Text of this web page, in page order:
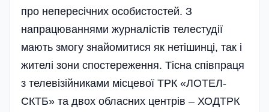
про непересічних особистостей. З
напрацюваннями журналістів телестудії
мають змогу знайомитися як нетішинці, так і
жителі зони спостереження. Тісна співпраця
з телевізійниками місцевої ТРК «ЛОТЕЛ-
СКТБ» та двох обласних центрів – ХОДТРК